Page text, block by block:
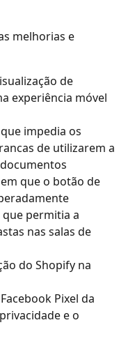
melhorias e
de
experiência móvel
impedia os
de utilizarem a
que o botão de
permitia a
nas salas de
do Shopify na
Pixel da
e o